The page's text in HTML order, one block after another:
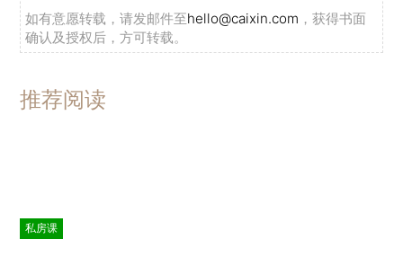
如有意愿转载，请发邮件至hello@caixin.com ，获得书面
确认及授权后，方可转载。
推荐阅读
私房课